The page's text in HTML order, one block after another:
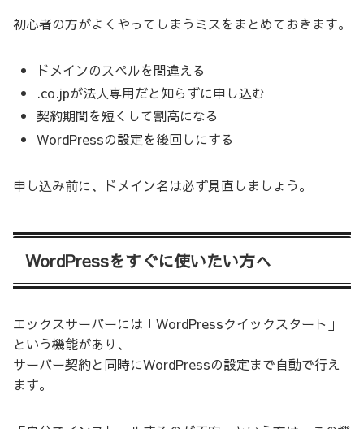
初心者の方がよくやってしまうミスをまとめておきます。
ドメインのスペルを間違える
.co.jpが法人専用だと知らずに申し込む
契約期間を短くして割高になる
WordPressの設定を後回しにする
申し込み前に、ドメイン名は必ず見直しましょう。
WordPressをすぐに使いたい方へ
エックスサーバーには「WordPressクイックスタート」
という機能があり、
サーバー契約と同時にWordPressの設定まで自動で行え
ます。